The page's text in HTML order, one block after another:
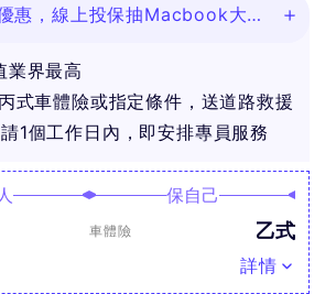
惠，線上投保抽Macbook大
業界最高
式車體險或指定條件，送道路救援
1個工作日內，即安排專員服務
保自己
車體險 乙式
詳情